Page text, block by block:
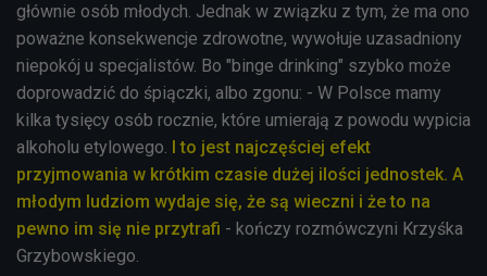
głównie osób młodych. Jednak w związku z tym, że ma ono
poważne konsekwencje zdrowotne, wywołuje uzasadniony
niepokój u specjalistów. Bo "binge drinking" szybko może
doprowadzić do śpiączki, albo zgonu: - W Polsce mamy
kilka tysięcy osób rocznie, które umierają z powodu wypicia
alkoholu etylowego. I to jest najczęściej efekt
przyjmowania w krótkim czasie dużej ilości jednostek. A
młodym ludziom wydaje się, że są wieczni i że to na
pewno im się nie przytrafi - kończy rozmówczyni Krzyśka
Grzybowskiego.